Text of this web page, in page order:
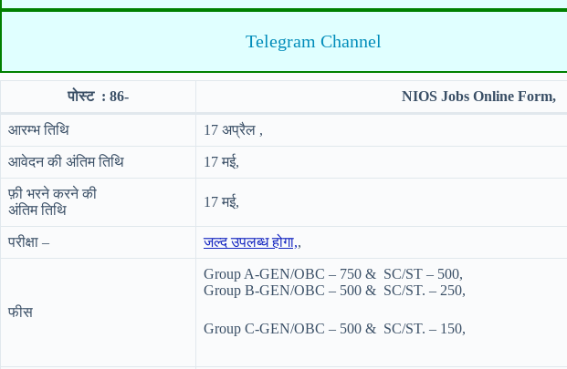
Telegram Channel
पोस्ट : 86- NIOS Jobs Online Form,
आरम्भ तिथि 17 अप्रैल ,
आवेदन की अंतिम तिथि 17 मई,
फ़ी भरने करने की
अंतिम तिथि
17 मई,
परीक्षा – जल्द उपलब्ध होगा,,
फीस
Group A-GEN/OBC – 750 & SC/ST – 500,
Group B-GEN/OBC – 500 & SC/ST. – 250,
Group C-GEN/OBC – 500 & SC/ST. – 150,